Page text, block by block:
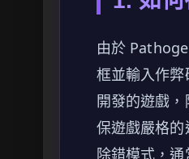
由於
框並輸入作
開發的遊戲
保遊戲嚴格
除錯模式，